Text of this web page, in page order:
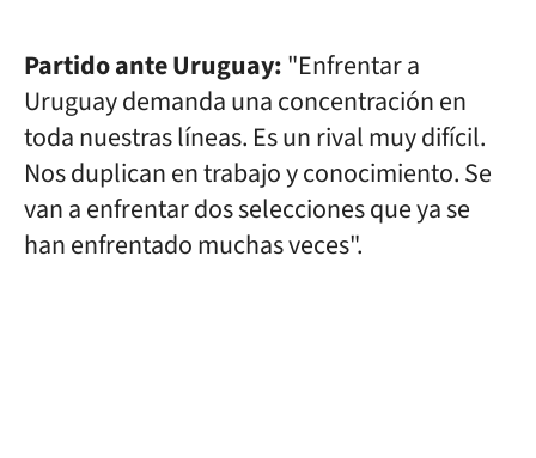
Partido ante Uruguay:"Enfrentar a
Uruguay demanda una concentración en
toda nuestras líneas. Es un rival muy difícil.
Nos duplican en trabajo y conocimiento. Se
van a enfrentar dos selecciones que ya se
han enfrentado muchas veces".